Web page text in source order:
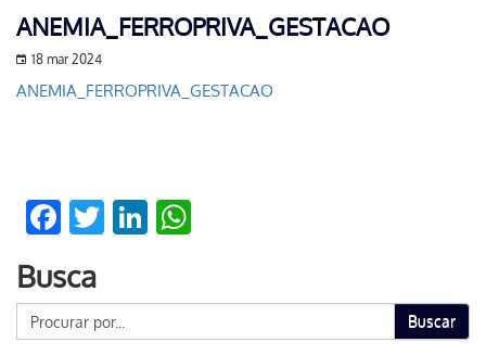
ANEMIA_FERROPRIVA_GESTACAO
18 mar 2024
ANEMIA_FERROPRIVA_GESTACAO
Facebook
TwitterLinkedIn
Busca
Buscar